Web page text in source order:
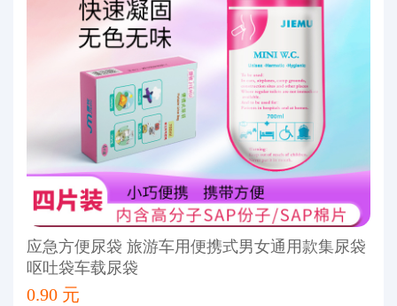
应急方便尿袋 旅游车用便携式男女通用款集尿袋
呕吐袋车载尿袋
0.90 元